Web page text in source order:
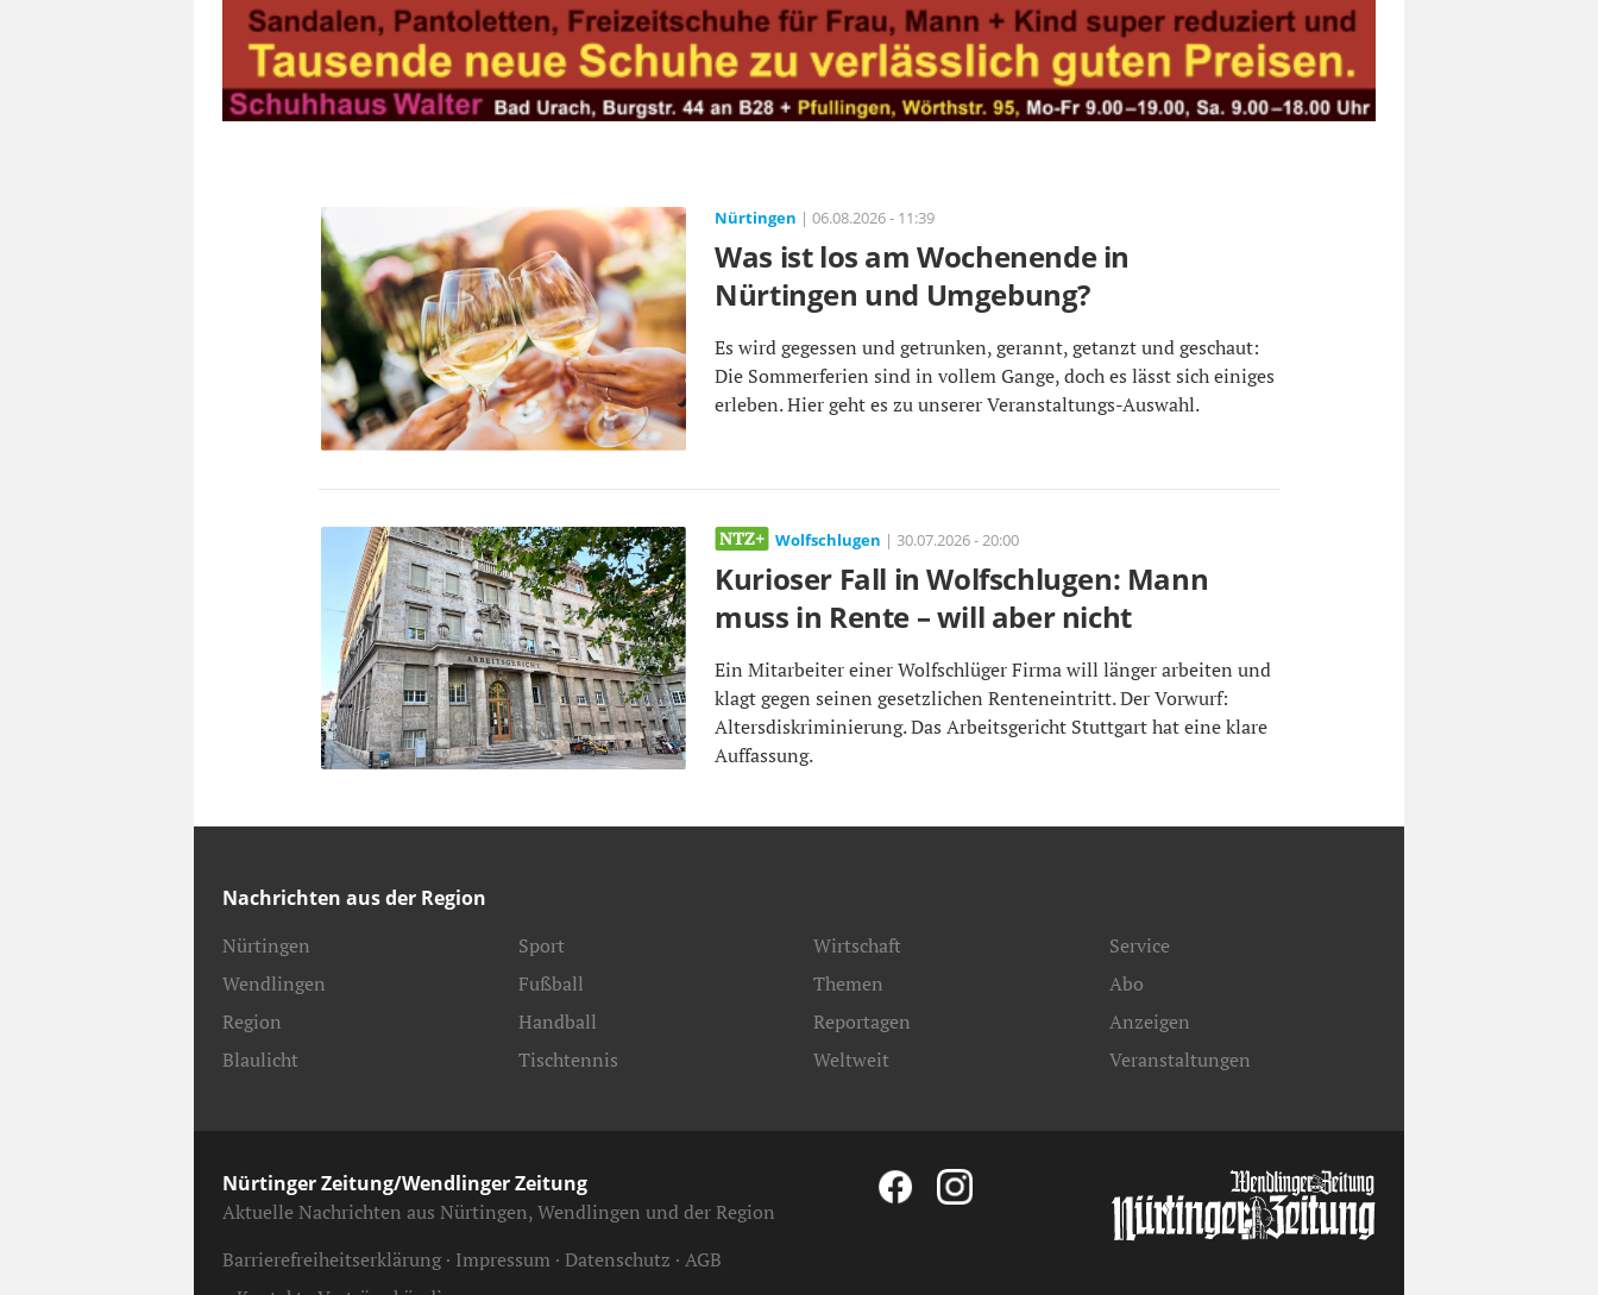
Nürtingen | 06.08.2026 - 11:39
Was ist los am Wochenende in
Nürtingen und Umgebung?
Es wird gegessen und getrunken, gerannt, getanzt und geschaut:
Die Sommerferien sind in vollem Gange, doch es lässt sich einiges
erleben. Hier geht es zu unserer Veranstaltungs-Auswahl.
Wolfschlugen | 30.07.2026 - 20:00
Kurioser Fall in Wolfschlugen: Mann
muss in Rente – will aber nicht
Ein Mitarbeiter einer Wolfschlüger Firma will länger arbeiten und
klagt gegen seinen gesetzlichen Renteneintritt. Der Vorwurf:
Altersdiskriminierung. Das Arbeitsgericht Stuttgart hat eine klare
Auffassung.
Nachrichten aus der Region
Nürtingen
Wendlingen
Region
Blaulicht
Sport
Fußball
Handball
Tischtennis
Wirtschaft
Themen
Reportagen
Weltweit
Service
Abo
Anzeigen
Veranstaltungen
Nürtinger Zeitung/Wendlinger Zeitung
Aktuelle Nachrichten aus Nürtingen, Wendlingen und der Region
Barrierefreiheitserklärung Impressum Datenschutz AGB